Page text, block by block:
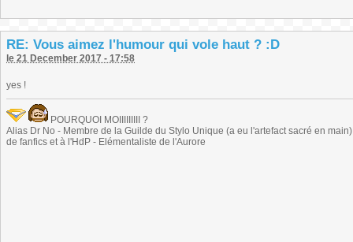
RE: Vous aimez l'humour qui vole haut ? :D
le 21 December 2017 - 17:58
yes !
POURQUOI MOIIIIIIIII ?
Alias Dr No - Membre de la Guilde du Stylo Unique (a eu l'artefact sacré en
de fanfics et à l'HdP - Elémentaliste de l'Aurore